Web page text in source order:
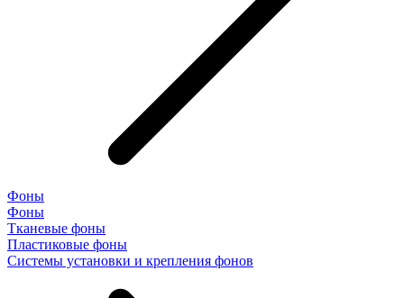
Фоны
Фоны
Тканевые фоны
Пластиковые фоны
Системы установки и крепления фонов